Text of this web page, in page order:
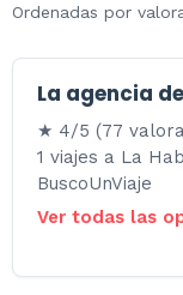
Ordenadas por
La agencia
★ 4/5 (77
1 viajes a La
BuscoUnViaje
Ver todas las